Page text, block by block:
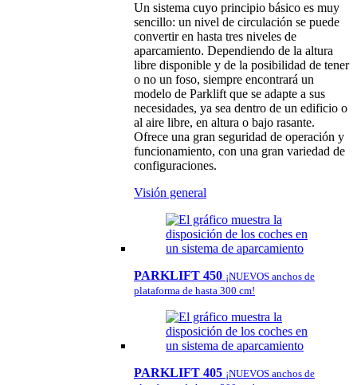
Un sistema cuyo principio básico es muy
sencillo: un nivel de circulación se puede
convertir en hasta tres niveles de
aparcamiento. Dependiendo de la altura
libre disponible y de la posibilidad de tener
o no un foso, siempre encontrará un
modelo de Parklift que se adapte a sus
necesidades, ya sea dentro de un edificio o
al aire libre, en altura o bajo rasante.
Ofrece una gran seguridad de operación y
funcionamiento, con una gran variedad de
configuraciones.
Visión general
PARKLIFT 450 ¡NUEVOS anchos de
plataforma de hasta 300 cm!
PARKLIFT 405 ¡NUEVOS anchos de